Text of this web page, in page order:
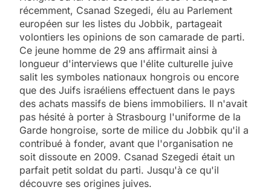
récemment, Csanad Szegedi, élu au Parlement
européen sur les listes du Jobbik, partageait
volontiers les opinions de son camarade de parti.
Ce jeune homme de 29 ans affirmait ainsi à
longueur d'interviews que l'élite culturelle juive
salit les symboles nationaux hongrois ou encore
que des Juifs israéliens effectuent dans le pays
des achats massifs de biens immobiliers. Il n'avait
pas hésité à porter à Strasbourg l'uniforme de la
Garde hongroise, sorte de milice du Jobbik qu'il a
contribué à fonder, avant que l'organisation ne
soit dissoute en 2009. Csanad Szegedi était un
parfait petit soldat du parti. Jusqu'à ce qu'il
découvre ses origines juives.